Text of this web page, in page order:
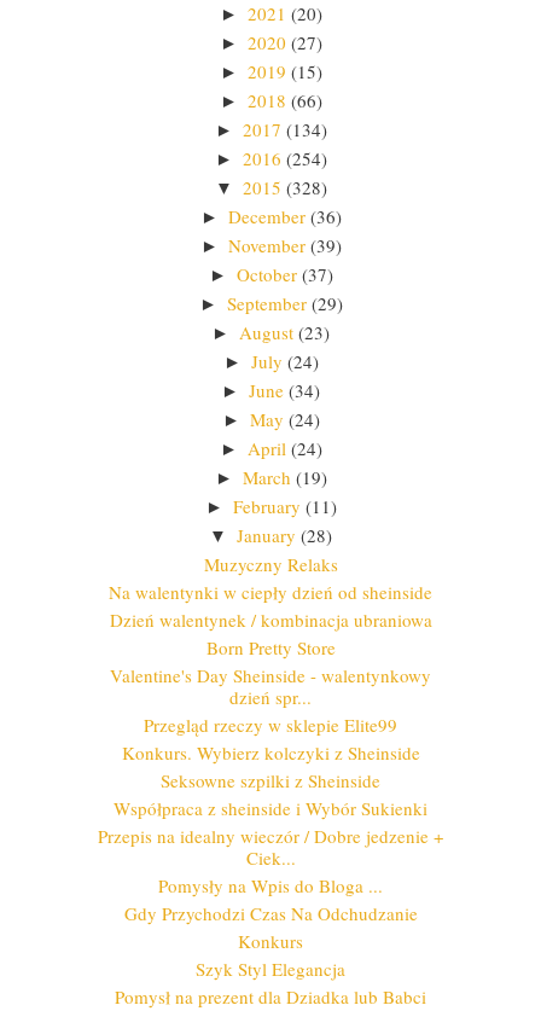
► 2021 (20)
► 2020 (27)
► 2019 (15)
► 2018 (66)
► 2017 (134)
► 2016 (254)
▼ 2015 (328)
► December (36)
► November (39)
► October (37)
► September (29)
► August (23)
► July (24)
► June (34)
► May (24)
► April (24)
► March (19)
► February (11)
▼ January (28)
Muzyczny Relaks
Na walentynki w ciepły dzień od sheinside
Dzień walentynek / kombinacja ubraniowa
Born Pretty Store
Valentine's Day Sheinside - walentynkowy
dzień spr...
Przegląd rzeczy w sklepie Elite99
Konkurs. Wybierz kolczyki z Sheinside
Seksowne szpilki z Sheinside
Współpraca z sheinside i Wybór Sukienki
Przepis na idealny wieczór / Dobre jedzenie +
Ciek...
Pomysły na Wpis do Bloga ...
Gdy Przychodzi Czas Na Odchudzanie
Konkurs
Szyk Styl Elegancja
Pomysł na prezent dla Dziadka lub Babci